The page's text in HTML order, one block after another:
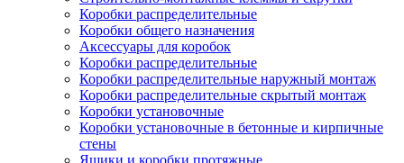
Коробки распределительные
Коробки общего назначения
Аксессуары для коробок
Коробки распределительные
Коробки распределительные наружный монтаж
Коробки распределительные скрытый монтаж
Коробки установочные
Коробки установочные в бетонные и кирпичные
стены
Ящики и коробки протяжные